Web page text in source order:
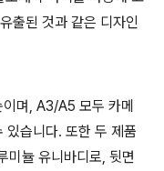
출된 것과 같은 디자인
며, A3/A5 모두 카메
있습니다. 또한 두 제품
미뉼 유니바디로, 뒷면